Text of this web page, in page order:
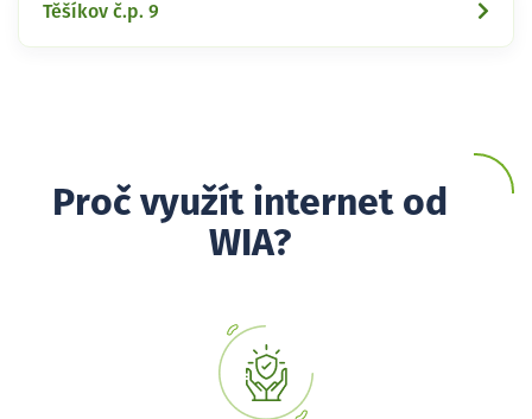
Těšíkov č.p. 9
Proč využít internet od
WIA?